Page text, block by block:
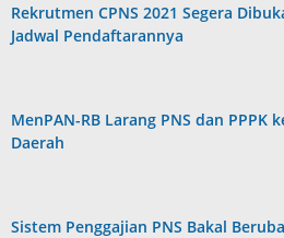
Rekrutmen CPNS 2021 Segera
Jadwal Pendaftarannya
MenPAN-RB Larang PNS dan PPPK
Daerah
Sistem Penggajian PNS Bakal